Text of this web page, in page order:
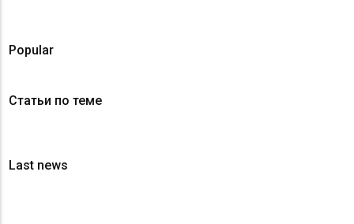
Popular
Статьи по теме
Last news